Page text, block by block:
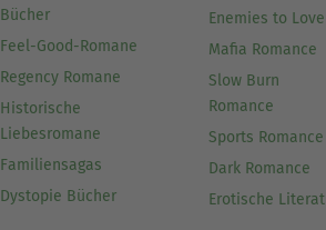
Bücher
Feel-Good-Romane
Regency Romane
Historische
Liebesromane
Familiensagas
Dystopie Bücher
Enemies to
Mafia Romance
Slow Burn
Romance
Sports Romance
Dark Romance
Erotische